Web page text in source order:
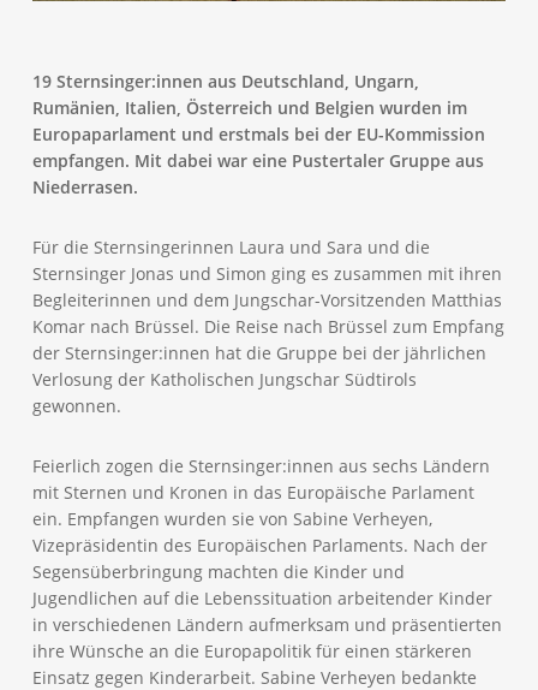
19 Sternsinger:innen aus Deutschland, Ungarn,
Rumänien, Italien, Österreich und Belgien wurden im
Europaparlament und erstmals bei der EU-Kommission
empfangen. Mit dabei war eine Pustertaler Gruppe aus
Niederrasen.
Für die Sternsingerinnen Laura und Sara und die
Sternsinger Jonas und Simon ging es zusammen mit ihren
Begleiterinnen und dem Jungschar-Vorsitzenden Matthias
Komar nach Brüssel. Die Reise nach Brüssel zum Empfang
der Sternsinger:innen hat die Gruppe bei der jährlichen
Verlosung der Katholischen Jungschar Südtirols
gewonnen.
Feierlich zogen die Sternsinger:innen aus sechs Ländern
mit Sternen und Kronen in das Europäische Parlament
ein. Empfangen wurden sie von Sabine Verheyen,
Vizepräsidentin des Europäischen Parlaments. Nach der
Segensüberbringung machten die Kinder und
Jugendlichen auf die Lebenssituation arbeitender Kinder
in verschiedenen Ländern aufmerksam und präsentierten
ihre Wünsche an die Europapolitik für einen stärkeren
Einsatz gegen Kinderarbeit. Sabine Verheyen bedankte